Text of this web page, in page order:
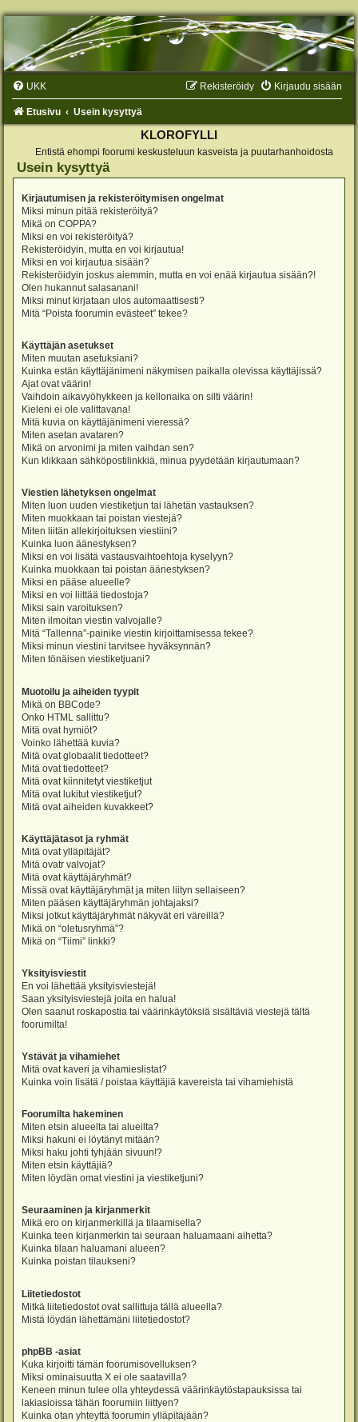
UKK Kirjaudu sisään
Rekisteröidy
Etusivu Usein kysyttyä
KLOROFYLLI
Entistä ehompi foorumi keskusteluun kasveista ja puutarhanhoidosta
Usein kysyttyä
Kirjautumisen ja rekisteröitymisen ongelmat
Miksi minun pitää rekisteröityä?
Mikä on COPPA?
Miksi en voi rekisteröityä?
Rekisteröidyin, mutta en voi kirjautua!
Miksi en voi kirjautua sisään?
Rekisteröidyin joskus aiemmin, mutta en voi enää kirjautua sisään?!
Olen hukannut salasanani!
Miksi minut kirjataan ulos automaattisesti?
Mitä “Poista foorumin evästeet” tekee?
Käyttäjän asetukset
Miten muutan asetuksiani?
Kuinka estän käyttäjänimeni näkymisen paikalla olevissa käyttäjissä?
Ajat ovat väärin!
Vaihdoin aikavyöhykkeen ja kellonaika on silti väärin!
Kieleni ei ole valittavana!
Mitä kuvia on käyttäjänimeni vieressä?
Miten asetan avataren?
Mikä on arvonimi ja miten vaihdan sen?
Kun klikkaan sähköpostilinkkiä, minua pyydetään kirjautumaan?
Viestien lähetyksen ongelmat
Miten luon uuden viestiketjun tai lähetän vastauksen?
Miten muokkaan tai poistan viestejä?
Miten liitän allekirjoituksen viestiini?
Kuinka luon äänestyksen?
Miksi en voi lisätä vastausvaihtoehtoja kyselyyn?
Kuinka muokkaan tai poistan äänestyksen?
Miksi en pääse alueelle?
Miksi en voi liittää tiedostoja?
Miksi sain varoituksen?
Miten ilmoitan viestin valvojalle?
Mitä “Tallenna”-painike viestin kirjoittamisessa tekee?
Miksi minun viestini tarvitsee hyväksynnän?
Miten tönäisen viestiketjuani?
Muotoilu ja aiheiden tyypit
Mikä on BBCode?
Onko HTML sallittu?
Mitä ovat hymiöt?
Voinko lähettää kuvia?
Mitä ovat globaalit tiedotteet?
Mitä ovat tiedotteet?
Mitä ovat kiinnitetyt viestiketjut
Mitä ovat lukitut viestiketjut?
Mitä ovat aiheiden kuvakkeet?
Käyttäjätasot ja ryhmät
Mitä ovat ylläpitäjät?
Mitä ovatr valvojat?
Mitä ovat käyttäjäryhmät?
Missä ovat käyttäjäryhmät ja miten liityn sellaiseen?
Miten pääsen käyttäjäryhmän johtajaksi?
Miksi jotkut käyttäjäryhmät näkyvät eri väreillä?
Mikä on “oletusryhmä”?
Mikä on “Tiimi” linkki?
Yksityisviestit
En voi lähettää yksityisviestejä!
Saan yksityisviestejä joita en halua!
Olen saanut roskapostia tai väärinkäytöksiä sisältäviä viestejä tältä
foorumilta!
Ystävät ja vihamiehet
Mitä ovat kaveri ja vihamieslistat?
Kuinka voin lisätä / poistaa käyttäjiä kavereista tai vihamiehistä
Foorumilta hakeminen
Miten etsin alueelta tai alueilta?
Miksi hakuni ei löytänyt mitään?
Miksi haku johti tyhjään sivuun!?
Miten etsin käyttäjiä?
Miten löydän omat viestini ja viestiketjuni?
Seuraaminen ja kirjanmerkit
Mikä ero on kirjanmerkillä ja tilaamisella?
Kuinka teen kirjanmerkin tai seuraan haluamaani aihetta?
Kuinka tilaan haluamani alueen?
Kuinka poistan tilaukseni?
Liitetiedostot
Mitkä liitetiedostot ovat sallittuja tällä alueella?
Mistä löydän lähettämäni liitetiedostot?
phpBB -asiat
Kuka kirjoitti tämän foorumisovelluksen?
Miksi ominaisuutta X ei ole saatavilla?
Keneen minun tulee olla yhteydessä väärinkäytöstapauksissa tai
lakiasioissa tähän foorumiin liittyen?
Kuinka otan yhteyttä foorumin ylläpitäjään?